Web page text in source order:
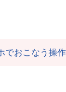
でおこなう操作